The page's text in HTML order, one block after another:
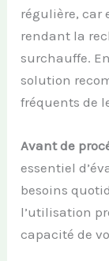
régulière, car
rendant la
surchauffe.
solution
fréquents de
Avant de
essentiel
besoins
l’utilisation
capacité de